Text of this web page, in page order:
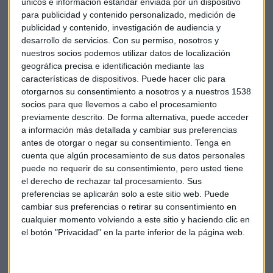
para publicidad y contenido personalizado, medición de
publicidad y contenido, investigación de audiencia y
desarrollo de servicios. Con su permiso, nosotros y
nuestros socios podemos utilizar datos de localización
geográfica precisa e identificación mediante las
características de dispositivos. Puede hacer clic para
otorgarnos su consentimiento a nosotros y a nuestros 1538
socios para que llevemos a cabo el procesamiento
previamente descrito. De forma alternativa, puede acceder
a información más detallada y cambiar sus preferencias
antes de otorgar o negar su consentimiento. Tenga en
cuenta que algún procesamiento de sus datos personales
puede no requerir de su consentimiento, pero usted tiene
el derecho de rechazar tal procesamiento. Sus
preferencias se aplicarán solo a este sitio web. Puede
cambiar sus preferencias o retirar su consentimiento en
cualquier momento volviendo a este sitio y haciendo clic en
el botón "Privacidad" en la parte inferior de la página web.
X. De los millennialsse espera, ante todo, que sean
narcisistas, abiertos al cambio, creativos, que sepan
adaptarse y que tengan una actitud emprendedora.
Mientras que de los de la Generación X se espera que sepan
trabajar en equipo y que sean seguros.
Y como no podía ser de otro modo, la tecnología tiene un
peso fundamental para losmillennialsen el ámbito laboral.
El 45% usa susmartphonepara temas relacionados con el
trabajo, en comparación con el 18% de las generaciones
mayores. Un 41% de losmillennialssuele descargarse
aplicaciones para usar en su trabajo, frente al 24% del resto
de generaciones.
EEUU Estados Unidos Millennials